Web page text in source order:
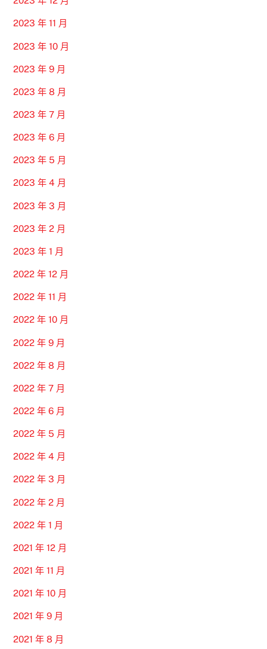
2023 年 11 月
2023 年 10 月
2023 年 9 月
2023 年 8 月
2023 年 7 月
2023 年 6 月
2023 年 5 月
2023 年 4 月
2023 年 3 月
2023 年 2 月
2023 年 1 月
2022 年 12 月
2022 年 11 月
2022 年 10 月
2022 年 9 月
2022 年 8 月
2022 年 7 月
2022 年 6 月
2022 年 5 月
2022 年 4 月
2022 年 3 月
2022 年 2 月
2022 年 1 月
2021 年 12 月
2021 年 11 月
2021 年 10 月
2021 年 9 月
2021 年 8 月